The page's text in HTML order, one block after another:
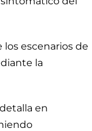
escenarios de
la
en